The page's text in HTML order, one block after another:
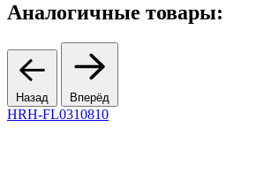
Аналогичные товары:
Назад Вперёд
HRH-FL0310810